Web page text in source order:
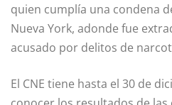
quien cumplía una condena
Nueva York, adonde fue
acusado por delitos de
El CNE tiene hasta el 30 de